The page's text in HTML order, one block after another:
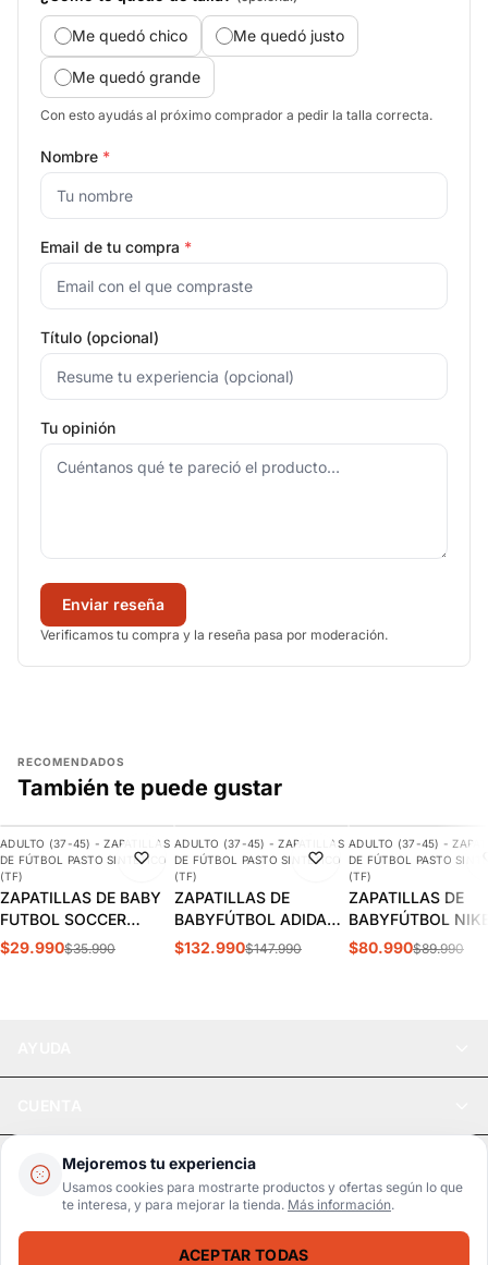
Mejoremos tu experiencia
Usamos cookies para mostrarte productos y ofertas según lo que
te interesa, y para mejorar la tienda. Más información.
ACEPTAR TODAS
Me quedó chico Me quedó justo
Me quedó grande
Con esto ayudás al próximo comprador a pedir la talla correcta.
Nombre *
Email de tu compra *
Título (opcional)
Tu opinión
Enviar reseña
Verificamos tu compra y la reseña pasa por moderación.
RECOMENDADOS
También te puede gustar
-17%
AGREGAR
ADULTO (37-45) - ZAPATILLAS
DE FÚTBOL PASTO SINTÉTICO
(TF)
ZAPATILLAS DE BABY
FUTBOL SOCCER
DARKBLUE ADULTO
$29.990$35.990
-10%
AGREGAR
ADULTO (37-45) - ZAPATILLAS
DE FÚTBOL PASTO SINTÉTICO
(TF)
ZAPATILLAS DE
BABYFÚTBOL ADIDAS
COPA MUNDIAL
$132.990$147.990
-10%
ADULTO (37-45) -
DE FÚTBOL PASTO
(TF)
ZAPATILLAS DE
BABYFÚTBOL
TIEMPO LEGEND
$80.990$89.990
LEGAL
Pago seguro SSL / Datos protegidos